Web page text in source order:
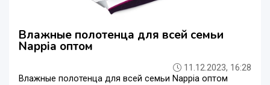
Влажные полотенца для всей семьи
Nappia оптом
11.12.2023, 16:28
Влажные полотенца для всей семьи Nappia оптом